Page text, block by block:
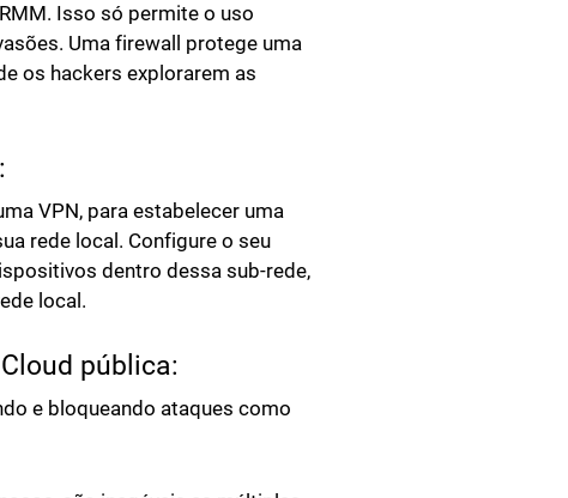
Isso só permite o uso
Uma firewall protege uma
os hackers explorarem as
VPN, para estabelecer uma
rede local. Configure o seu
dentro dessa sub-rede,
local.
pública:
e bloqueando ataques como